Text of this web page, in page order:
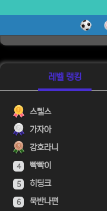
레벨 랭킹
스텔스
가자아
강호라니
4 빡빡이
5 히딩크
6 묵반나편